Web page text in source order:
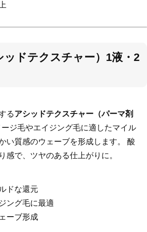
ッドテクスチャー）1液・2
るアシッドテクスチャー（パーマ剤
ージ毛やエイジング毛に適したマイル
い質感のウェーブを形成します。 酸
感で、ツヤのある仕上がりに。
ドな還元
ング毛に最適
ーブ形成